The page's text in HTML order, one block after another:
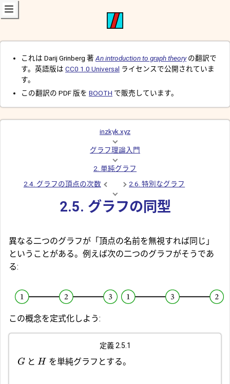
これは Darij Grinberg 著 An introduction to graph theoryの翻訳で
す。英語版は CC0 1.0 Universal ライセンスで公開されていま
す。
この翻訳の PDF 版を BOOTH で販売しています。
inzkyk.xyz
グラフ理論入門
2. 単純グラフ
2.4. グラフの頂点の次数
2.6. 特別なグラフ
2.5. グラフの同型
異なる二つのグラフが「頂点の名前を無視すれば同じ」
ということがある。例えば次の二つのグラフがそうであ
る:
この概念を定式化しよう:
定義 2.5.1
G と H を単純グラフとする。